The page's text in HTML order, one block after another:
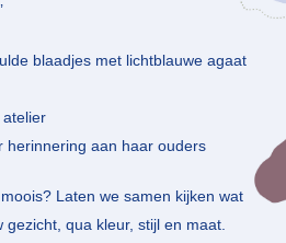
blaadjes met lichtblauwe agaat
herinnering aan haar ouders
Laten we samen kijken wat
gezicht, qua kleur, stijl en maat.